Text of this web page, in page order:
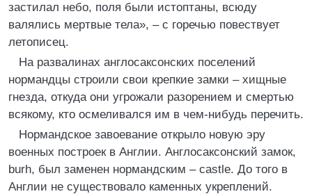
застилал небо, поля были истоптаны, всюду
валялись мертвые тела», – с горечью повествует
летописец.
На развалинах англосаксонских поселений
нормандцы строили свои крепкие замки – хищные
гнезда, откуда они угрожали разорением и смертью
всякому, кто осмеливался им в чем-нибудь перечить.
Нормандское завоевание открыло новую эру
военных построек в Англии. Англосаксонский замок,
burh, был заменен нормандским – castle. До того в
Англии не существовало каменных укреплений.